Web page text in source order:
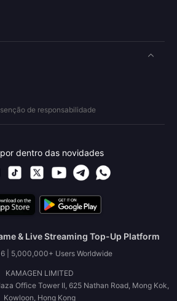
de responsabilidade
dentro das novidades
& Live Streaming Top-Up Platform
| 5,000,000+ Users Worldwide
KAMAGEN LIMITED
Office Tower II, 625 Nathan Road, Mong Kok,
Kowloon, Hong Kong